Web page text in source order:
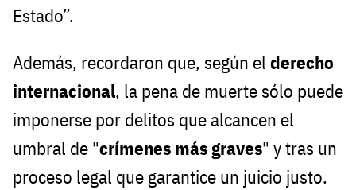
Estado”.
Además, recordaron que, según el derecho
internacional, la pena de muerte sólo puede
imponerse por delitos que alcancen el
umbral de "crímenes más graves" y tras un
proceso legal que garantice un juicio justo.